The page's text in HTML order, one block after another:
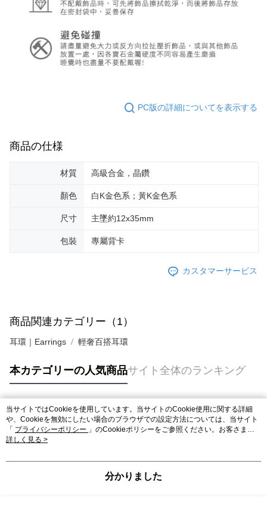
PC版の詳細についてを表示する
商品の仕様
材質 高級合金，晶鑽
顏色 白K金色系；黃K金色系
尺寸 主墜約12x35mm
包裝 專屬背卡
カスタマーサービス
商品関連カテゴリー（1）
耳環｜Earrings 輕奢百搭耳環
本カテゴリーの人気商品サイト全体のランキング
人気タグ
当サイトではCookieを使用しています。当サイトのCookie使用に関する詳細
や、Cookieを無効にしたい場合のブラウザでの設定方法については、当サイト
「 プライバシーポリシー 」のCookieポリシーをご参照ください。お客さま
が、当サイトを引き続き使用される場合、当社がサイト利用規約のCookieポリ
詳しく見る >
分かりました